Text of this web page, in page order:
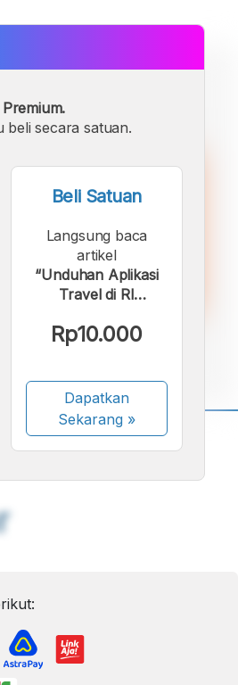
secara satuan.
Beli Satuan
Langsung baca
artikel
“Unduhan Aplikasi
Travel di RI
Pandemi Covid-19”.
Rp10.000
Dapatkan
Sekarang»